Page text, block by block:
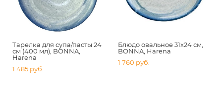
Тарелка для супа/пасты 24
см (400 мл), BONNA,
Harena
1 485 pуб.
Блюдо овальное 31х24 см,
BONNA, Harena
1 760 pуб.